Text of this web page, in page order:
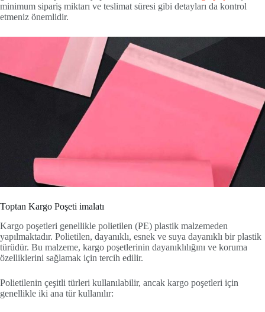
minimum sipariş miktarı ve teslimat süresi gibi detayları da kontrol
etmeniz önemlidir.
Toptan Kargo Poşeti imalatı
Kargo poşetleri genellikle polietilen (PE) plastik malzemeden
yapılmaktadır. Polietilen, dayanıklı, esnek ve suya dayanıklı bir plastik
türüdür. Bu malzeme, kargo poşetlerinin dayanıklılığını ve koruma
özelliklerini sağlamak için tercih edilir.
Polietilenin çeşitli türleri kullanılabilir, ancak kargo poşetleri için
genellikle iki ana tür kullanılır: